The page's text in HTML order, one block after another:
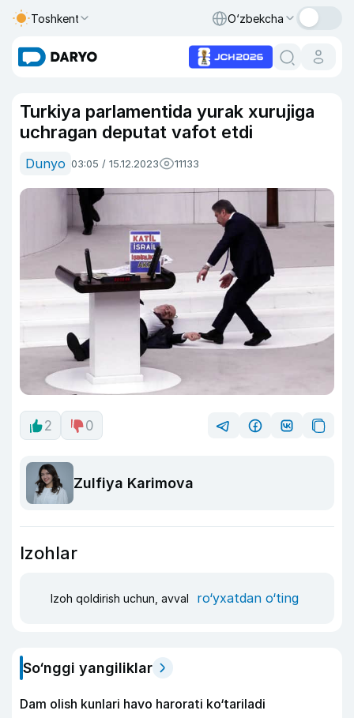
Toshkent O‘zbekcha
Turkiya parlamentida yurak xurujiga
uchragan deputat vafot etdi
Dunyo 03:05 / 15.12.2023 11133
2 0
Zulfiya Karimova
Izohlar
Izoh qoldirish uchun, avval ro‘yxatdan o‘ting
So‘nggi yangiliklar
Dam olish kunlari havo harorati ko‘tariladi